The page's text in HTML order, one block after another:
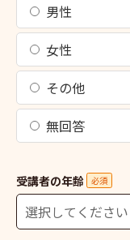
男性
女性
その他
無回答
受講者の年齢 必須